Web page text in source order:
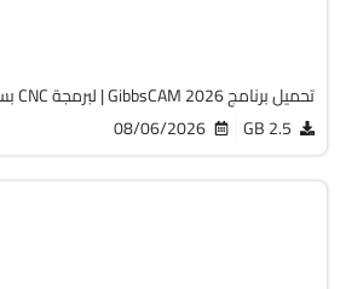
تحميل برنامج GibbsCAM 2026 | لبرمجة CNC بسهولة
2.5 GB
08/06/2026